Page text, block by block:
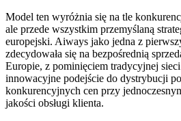
Model ten wyróżnia się na tle
ale przede wszystkim przemyślaną
europejski. Aiways jako jedna z
zdecydowała się na bezpośrednią
Europie, z pominięciem tradycyjnej
innowacyjne podejście do dystrybucji
konkurencyjnych cen przy
jakości obsługi klienta.